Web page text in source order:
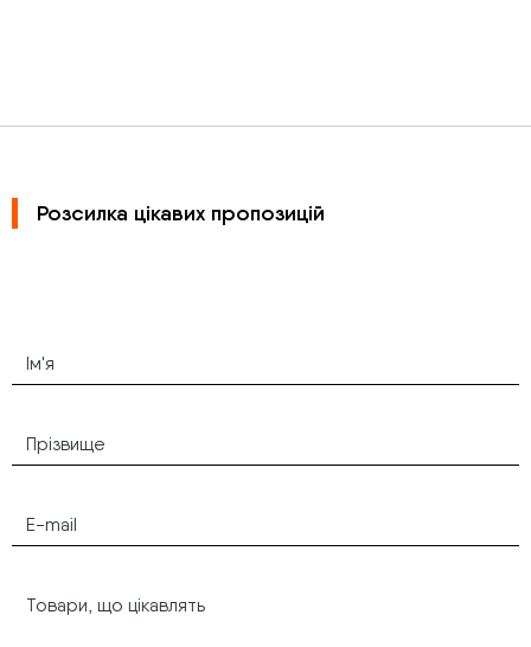
Розсилка цікавих пропозицій